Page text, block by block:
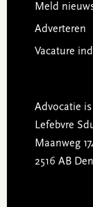
Meld
Adverteren
Vacature
Advocatie
Lefebvre
Maanweg
2516 AB